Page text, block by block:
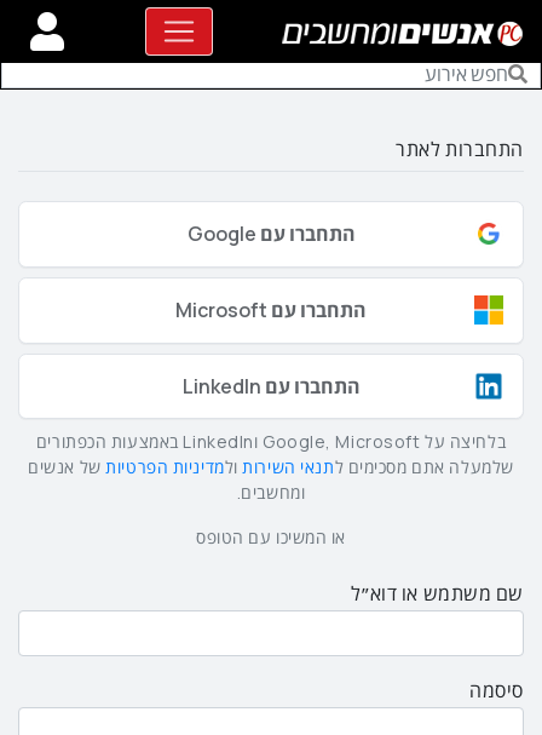
התחברות לאתר
התחברו עם Google
התחברו עם Microsoft
התחברו עם LinkedIn
בלחיצה על Google, Microsoft וLinkedIn באמצעות הכפתורים
שלמעלה אתם מסכימים לתנאי השירותולמדיניות הפרטיותשל אנשים
ומחשבים.
או המשיכו עם הטופס
שם משתמש או דוא״ל
סיסמה